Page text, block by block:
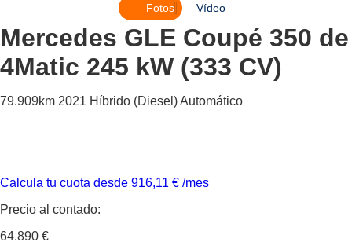
Fotos Vídeo
Mercedes GLE Coupé 350 de
4Matic 245 kW (333 CV)
79.909km 2021 Híbrido (Diesel)Automático
Calcula tu cuota desde 916,11 € /mes
Precio al contado:
64.890 €